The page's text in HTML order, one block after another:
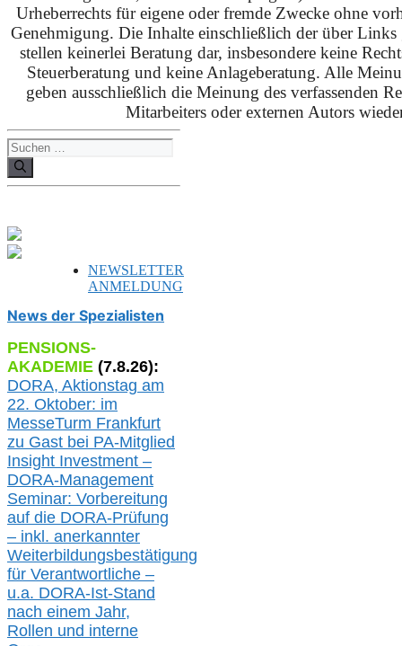
Urheberrechts für eigene oder fremde Zwecke ohne
Genehmigung. Die Inhalte einschließlich der über Links
stellen keinerlei Beratung dar, insbesondere keine
Steuerberatung und keine Anlageberatung. Alle
geben ausschließlich die Meinung des verfassenden
Mitarbeiters oder externen Autors
Suchen
nach:
NEWSLETTER
ANMELDUNG
News der Spezialisten
PENSIONS-
AKADEMIE (7.8.26):
DORA, Aktionstag am
22. Oktober: im
MesseTurm Frankfurt
zu Gast bei PA-Mitglied
Insight Investment –
DORA-Management
Seminar: Vorbereitung
auf die DORA-Prüfung
– inkl. anerkannter
Weiterbildungsbestätigung
für Verantwortliche –
u.a. DORA-Ist-Stand
nach einem Jahr,
Rollen und interne